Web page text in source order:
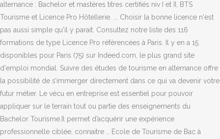
alternance : Bachelor et mastères titres certifiés niv I et II, BTS
Tourisme et Licence Pro Hôtellerie. ... Choisir la bonne licence n'est
pas aussi simple qu'il y parait. Consultez notre liste des 116
formations de type Licence Pro référencées à Paris. Il y en a 15
disponibles pour Paris (75) sur Indeed.com, le plus grand site
d'emploi mondial. Suivre des études de tourisme en alternance offre
la possibilité de s’immerger directement dans ce qui va devenir votre
futur métier. Le vécu en entreprise est essentiel pour pouvoir
appliquer sur le terrain tout ou partie des enseignements du
Bachelor Tourisme.Il permet d’acquérir une expérience
professionnelle ciblée, connaitre … Ecole de Tourisme de Bac à